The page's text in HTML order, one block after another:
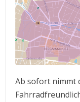
Ab sofort nimmt